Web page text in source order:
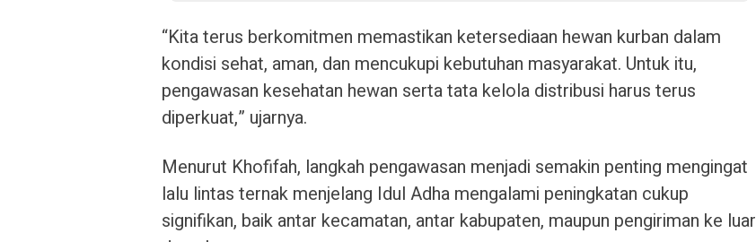
“Kita terus berkomitmen memastikan ketersediaan hewan kurban dalam
kondisi sehat, aman, dan mencukupi kebutuhan masyarakat. Untuk itu,
pengawasan kesehatan hewan serta tata kelola distribusi harus terus
diperkuat,” ujarnya.
Menurut Khofifah, langkah pengawasan menjadi semakin penting mengingat
lalu lintas ternak menjelang Idul Adha mengalami peningkatan cukup
signifikan, baik antar kecamatan, antar kabupaten, maupun pengiriman ke luar